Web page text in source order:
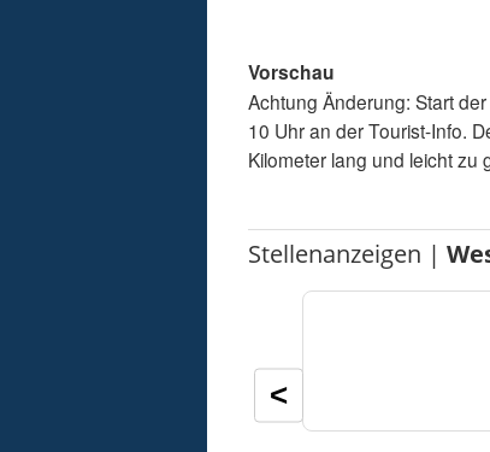
Vorschau
Achtung Änderung: Start
10 Uhr an der Tourist-Info.
Kilometer lang und leicht zu
Stellenanzeigen |
<